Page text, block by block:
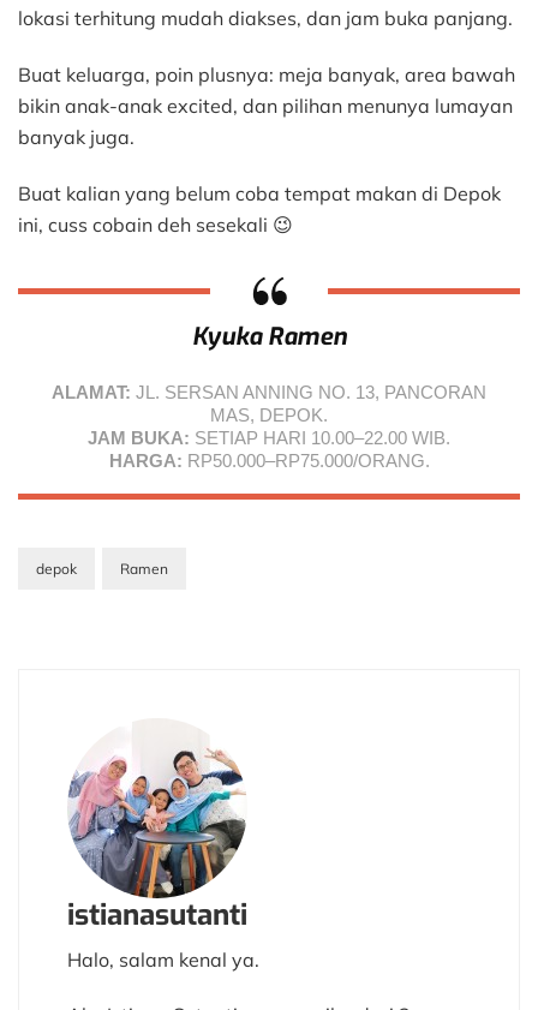
lokasi terhitung mudah diakses, dan jam buka panjang.
Buat keluarga, poin plusnya: meja banyak, area bawah
bikin anak-anak excited, dan pilihan menunya lumayan
banyak juga.
Buat kalian yang belum coba tempat makan di Depok
ini, cuss cobain deh sesekali 😉
Kyuka Ramen
ALAMAT: JL. SERSAN ANNING NO. 13, PANCORAN
MAS, DEPOK.
JAM BUKA: SETIAP HARI 10.00–22.00 WIB.
HARGA: RP50.000–RP75.000/ORANG.
depok Ramen
istianasutanti
Halo, salam kenal ya.